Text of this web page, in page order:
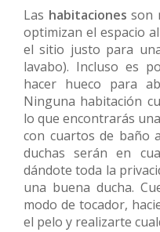
Las habitacionesson
optimizan el espacio
el sitio justo para
lavabo). Incluso es
hacer hueco para
Ninguna habitación
lo que encontrarás
con cuartos de baño
duchas serán en
dándote toda la
una buena ducha.
modo de tocador,
el pelo y realizarte